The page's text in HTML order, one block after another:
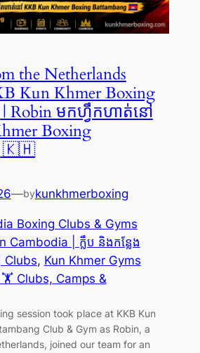
the Netherlands
Kun Khmer Boxing
| Robin មកហ្វឹកហាត់នៅ
Boxing
🇰🇭
—bykunkhmerboxing
Boxing Clubs & Gyms
Cambodia | ក្លឹប និងកន្លែង
Clubs, Kun Khmer Gyms
🏋️ Clubs, Camps &
session took place at KKB Kun
Club & Gym as Robin, a
joined our team for an